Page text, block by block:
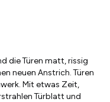
die Türen matt, rissig
neuen Anstrich. Türen
Mit etwas Zeit,
Türblatt und